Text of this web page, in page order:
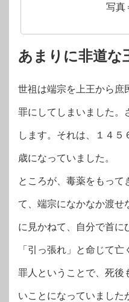
写真
あまりに非道な
世祖は端宗を上王から庶
罪にしてしまいました。
します。それは、１４５
歳になっていました。
ところが、毒薬をもって
て、端宗になかなか渡せ
に見かねて、自分で首に
「引っ張れ」と命じて亡
罪人ということで、死後
いことになっていました